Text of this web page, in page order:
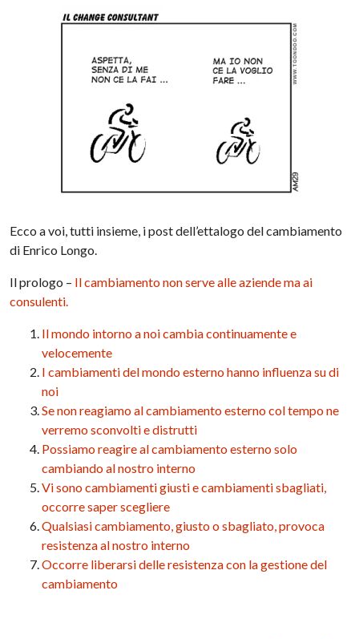
Ecco a voi, tutti insieme, i post dell’ettalogo del cambiamento
di Enrico Longo.
Il prologo – Il cambiamento non serve alle aziende ma ai
consulenti.
Il mondo intorno a noi cambia continuamente e
velocemente
I cambiamenti del mondo esterno hanno influenza su di
noi
Se non reagiamo al cambiamento esterno col tempo ne
verremo sconvolti e distrutti
Possiamo reagire al cambiamento esterno solo
cambiando al nostro interno
Vi sono cambiamenti giusti e cambiamenti sbagliati,
occorre saper scegliere
Qualsiasi cambiamento, giusto o sbagliato, provoca
resistenza al nostro interno
Occorre liberarsi delle resistenza con la gestione del
cambiamento